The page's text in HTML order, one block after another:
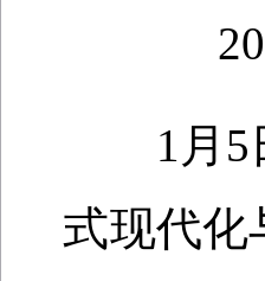
1月5日
式现代化